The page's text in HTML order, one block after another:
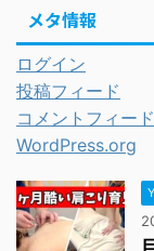
メタ情報
ログイン
投稿フィード
コメントフィード
WordPress.org